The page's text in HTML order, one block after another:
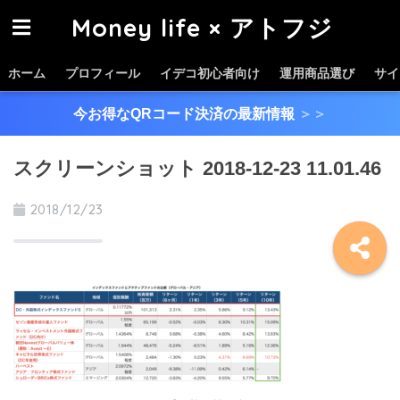
Money life × アトフジ
ホーム プロフィール イデコ初心者向け 運用商品選び サ
今お得なQRコード決済の最新情報 ＞＞
スクリーンショット 2018-12-23 11.01.46
2018/12/23